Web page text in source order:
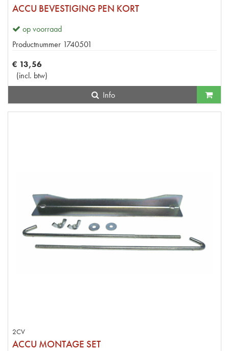
ACCU BEVESTIGING PEN KORT
op voorraad
Productnummer 1740501
€ 13,56
(incl. btw)
Info
2CV
ACCU MONTAGE SET